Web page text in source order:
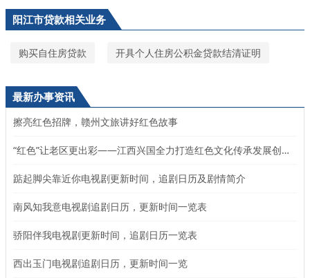
阳江市贷款相关业务
购买自住房贷款 开具个人住房公积金贷款结清证明
最新办事资讯
擦亮红色招牌，赣州文旅讲好红色故事
“红色”让老区更出彩——江西兴国全力打造红色文化传承发展创新示范区
踮起脚尖靠近你电视剧更新时间，追剧日历及剧情简介
南风知我意电视剧追剧日历，更新时间一览表
骄阳伴我电视剧更新时间，追剧日历一览表
西出玉门电视剧追剧日历，更新时间一览